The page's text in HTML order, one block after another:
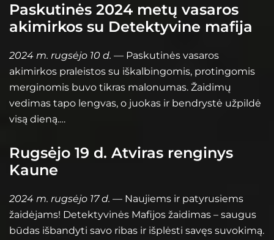
Paskutinės 2024 metų vasaros
akimirkos su Detektyvine mafija
2024 m. rugsėjo 10 d. — Paskutinės vasaros
akimirkos praleistos su iškalbingomis, protingomis
merginomis buvo tikras malonumas. Žaidimų
vedimas tapo lengvas, o juokas ir bendrystė užpildė
visą dieną.…
Rugsėjo 19 d. Atviras renginys
Kaune
2024 m. rugsėjo 17 d. — Naujiems ir patyrusiems
žaidėjams! Detektyvinės Mafijos žaidimas – saugus
būdas išbandyti savo ribas ir išplėsti savęs suvokimą.